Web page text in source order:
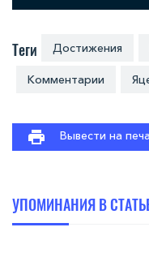
Теги Достижения
Комментарии
Вывести на
УПОМИНАНИЯ В